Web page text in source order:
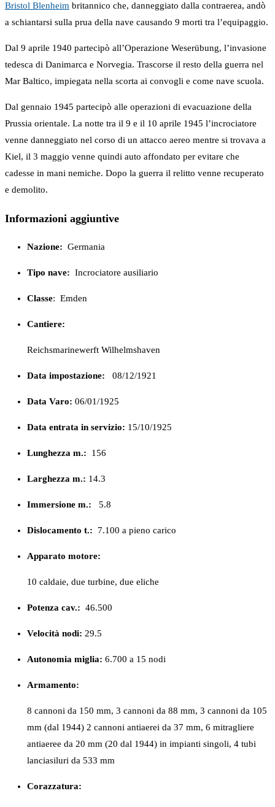
Bristol Blenheim britannico che, danneggiato dalla contraerea, andò
a schiantarsi sulla prua della nave causando 9 morti tra l’equipaggio.
Dal 9 aprile 1940 partecipò all’Operazione Weserübung, l’invasione
tedesca di Danimarca e Norvegia. Trascorse il resto della guerra nel
Mar Baltico, impiegata nella scorta ai convogli e come nave scuola.
Dal gennaio 1945 partecipò alle operazioni di evacuazione della
Prussia orientale. La notte tra il 9 e il 10 aprile 1945 l’incrociatore
venne danneggiato nel corso di un attacco aereo mentre si trovava a
Kiel, il 3 maggio venne quindi auto affondato per evitare che
cadesse in mani nemiche. Dopo la guerra il relitto venne recuperato
e demolito.
Informazioni aggiuntive
Nazione: Germania
Tipo nave: Incrociatore ausiliario
Classe: Emden
Cantiere:
Reichsmarinewerft Wilhelmshaven
Data impostazione: 08/12/1921
Data Varo: 06/01/1925
Data entrata in servizio: 15/10/1925
Lunghezza m.: 156
Larghezza m.: 14.3
Immersione m.: 5.8
Dislocamento t.: 7.100 a pieno carico
Apparato motore:
10 caldaie, due turbine, due eliche
Potenza cav.: 46.500
Velocità nodi: 29.5
Autonomia miglia: 6.700 a 15 nodi
Armamento:
8 cannoni da 150 mm, 3 cannoni da 88 mm, 3 cannoni da 105
mm (dal 1944) 2 cannoni antiaerei da 37 mm, 6 mitragliere
antiaeree da 20 mm (20 dal 1944) in impianti singoli, 4 tubi
lanciasiluri da 533 mm
Corazzatura: